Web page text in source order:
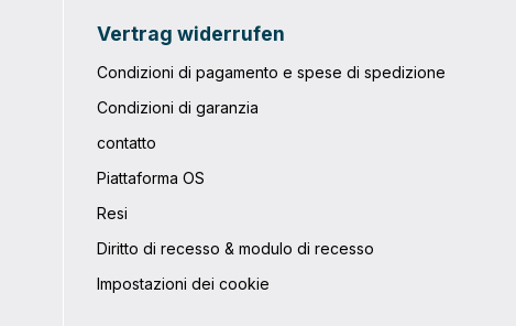
Vertrag widerrufen
Condizioni di pagamento e spese di spedizione
Condizioni di garanzia
contatto
Piattaforma OS
Resi
Diritto di recesso & modulo di recesso
Impostazioni dei cookie